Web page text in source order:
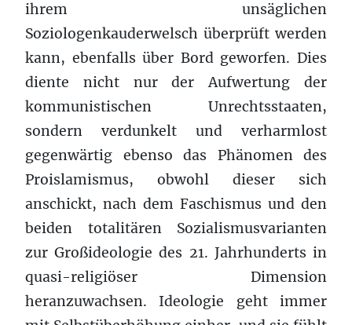
ihrem unsäglichen
Soziologenkauderwelsch überprüft werden
kann, ebenfalls über Bord geworfen. Dies
diente nicht nur der Aufwertung der
kommunistischen Unrechtsstaaten,
sondern verdunkelt und verharmlost
gegenwärtig ebenso das Phänomen des
Proislamismus, obwohl dieser sich
anschickt, nach dem Faschismus und den
beiden totalitären Sozialismusvarianten
zur Großideologie des 21. Jahrhunderts in
quasi-religiöser Dimension
heranzuwachsen. Ideologie geht immer